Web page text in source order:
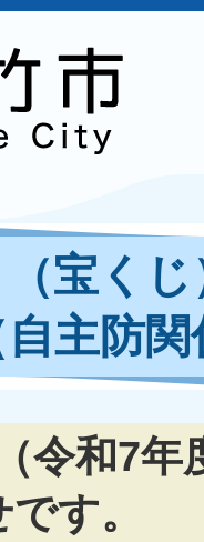
（宝く
主防関
令和7年
す。